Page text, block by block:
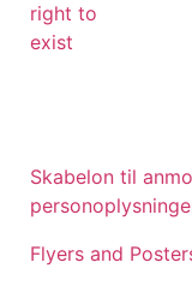
right to
exist
Skabelon til
Flyers and